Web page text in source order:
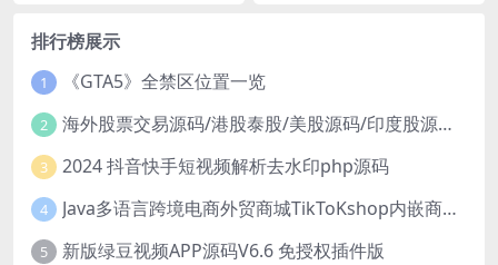
排行榜展示
1 《GTA5》全禁区位置一览
2 海外股票交易源码/港股泰股/美股源码/印度股源码/马拉西亚股票源码/国际股票配资
3 2024 抖音快手短视频解析去水印php源码
4 Java多语言跨境电商外贸商城TikToKshop内嵌商城I商家入驻I一键铺
5 新版绿豆视频APP源码V6.6 免授权插件版